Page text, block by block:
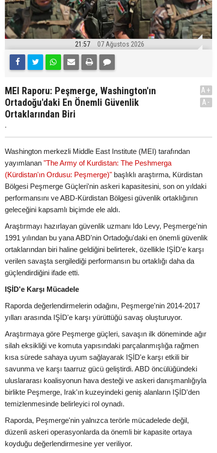
21:57 07 Ağustos 2026
MEI Raporu: Peşmerge, Washington'ın
Ortadoğu'daki En Önemli Güvenlik
Ortaklarından Biri
.
A+
A-
Washington merkezli Middle East Institute (MEI) tarafından
yayımlanan "The Army of Kurdistan: The Peshmerga
(Kürdistan'ın Ordusu: Peşmerge)" başlıklı araştırma, Kürdistan
Bölgesi Peşmerge Güçleri'nin askeri kapasitesini, son on yıldaki
performansını ve ABD-Kürdistan Bölgesi güvenlik ortaklığının
geleceğini kapsamlı biçimde ele aldı.
Araştırmayı hazırlayan güvenlik uzmanı Ido Levy, Peşmerge'nin
1991 yılından bu yana ABD'nin Ortadoğu'daki en önemli güvenlik
ortaklarından biri haline geldiğini belirterek, özellikle IŞİD'e karşı
verilen savaşta sergilediği performansın bu ortaklığı daha da
güçlendirdiğini ifade etti.
IŞİD'e Karşı Mücadele
Raporda değerlendirmelerin odağını, Peşmerge'nin 2014-2017
yılları arasında IŞİD'e karşı yürüttüğü savaş oluşturuyor.
Araştırmaya göre Peşmerge güçleri, savaşın ilk döneminde ağır
silah eksikliği ve komuta yapısındaki parçalanmışlığa rağmen
kısa sürede sahaya uyum sağlayarak IŞİD'e karşı etkili bir
savunma ve karşı taarruz gücü geliştirdi. ABD öncülüğündeki
uluslararası koalisyonun hava desteği ve askeri danışmanlığıyla
birlikte Peşmerge, Irak'ın kuzeyindeki geniş alanların IŞİD'den
temizlenmesinde belirleyici rol oynadı.
Raporda, Peşmerge'nin yalnızca terörle mücadelede değil,
düzenli askeri operasyonlarda da önemli bir kapasite ortaya
koyduğu değerlendirmesine yer veriliyor.